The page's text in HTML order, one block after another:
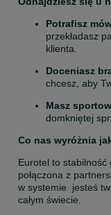
Potrafisz
przekładasz
klienta.
Doceniasz
chcesz, aby
Masz
domkniętej
Co nas wyróżnia
Eurotel to stabilność
połączona z
w systemie  jesteś
całym świecie.